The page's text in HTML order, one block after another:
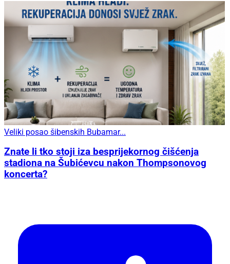
Veliki posao šibenskih Bubamar...
Znate li tko stoji iza besprijekornog čišćenja
stadiona na Šubićevcu nakon Thompsonovog
koncerta?